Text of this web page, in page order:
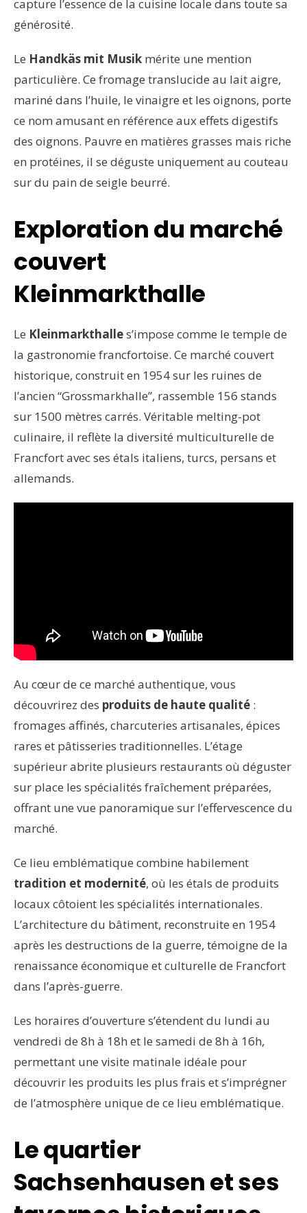
capture l’essence de la cuisine locale dans toute sa
générosité.
Le Handkäs mit Musik mérite une mention
particulière. Ce fromage translucide au lait aigre,
mariné dans l’huile, le vinaigre et les oignons, porte
ce nom amusant en référence aux effets digestifs
des oignons. Pauvre en matières grasses mais riche
en protéines, il se déguste uniquement au couteau
sur du pain de seigle beurré.
Exploration du marché
couvert
Kleinmarkthalle
Le Kleinmarkthalles’impose comme le temple de
la gastronomie francfortoise. Ce marché couvert
historique, construit en 1954 sur les ruines de
l’ancien “Grossmarkhalle”, rassemble 156 stands
sur 1500 mètres carrés. Véritable melting-pot
culinaire, il reflète la diversité multiculturelle de
Francfort avec ses étals italiens, turcs, persans et
allemands.
Au cœur de ce marché authentique, vous
découvrirez des produits de haute qualité :
fromages affinés, charcuteries artisanales, épices
rares et pâtisseries traditionnelles. L’étage
supérieur abrite plusieurs restaurants où déguster
sur place les spécialités fraîchement préparées,
offrant une vue panoramique sur l’effervescence du
marché.
Ce lieu emblématique combine habilement
tradition et modernité, où les étals de produits
locaux côtoient les spécialités internationales.
L’architecture du bâtiment, reconstruite en 1954
après les destructions de la guerre, témoigne de la
renaissance économique et culturelle de Francfort
dans l’après-guerre.
Les horaires d’ouverture s’étendent du lundi au
vendredi de 8h à 18h et le samedi de 8h à 16h,
permettant une visite matinale idéale pour
découvrir les produits les plus frais et s’imprégner
de l’atmosphère unique de ce lieu emblématique.
Le quartier
Sachsenhausen et ses